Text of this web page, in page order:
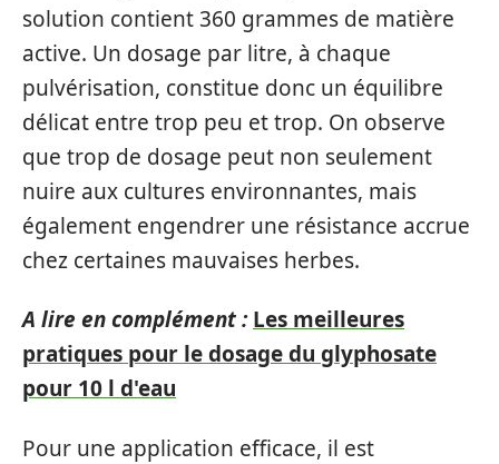
solution contient 360 grammes de matière
active. Un dosage par litre, à chaque
pulvérisation, constitue donc un équilibre
délicat entre trop peu et trop. On observe
que trop de dosage peut non seulement
nuire aux cultures environnantes, mais
également engendrer une résistance accrue
chez certaines mauvaises herbes.
A lire en complément : Les meilleures
pratiques pour le dosage du glyphosate
pour 10 l d'eau
Pour une application efficace, il est